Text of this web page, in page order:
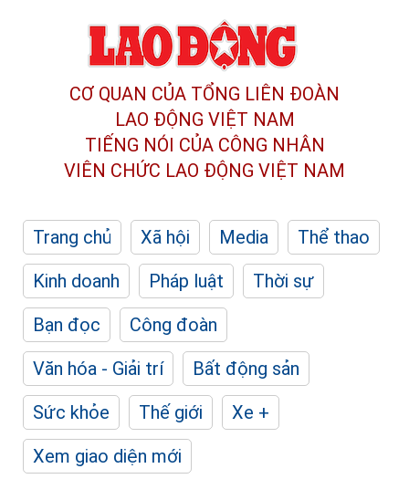
CƠ QUAN CỦA TỔNG LIÊN ĐOÀN
LAO ĐỘNG VIỆT NAM
TIẾNG NÓI CỦA CÔNG NHÂN
VIÊN CHỨC LAO ĐỘNG VIỆT NAM
Trang chủ Xã hội Media
Thể thao
Kinh doanh
Pháp luật
Thời sự
Bạn đọc
Công đoàn
Văn hóa - Giải trí
Bất động sản
Sức khỏe
Thế giới
Xe +
Xem giao diện mới